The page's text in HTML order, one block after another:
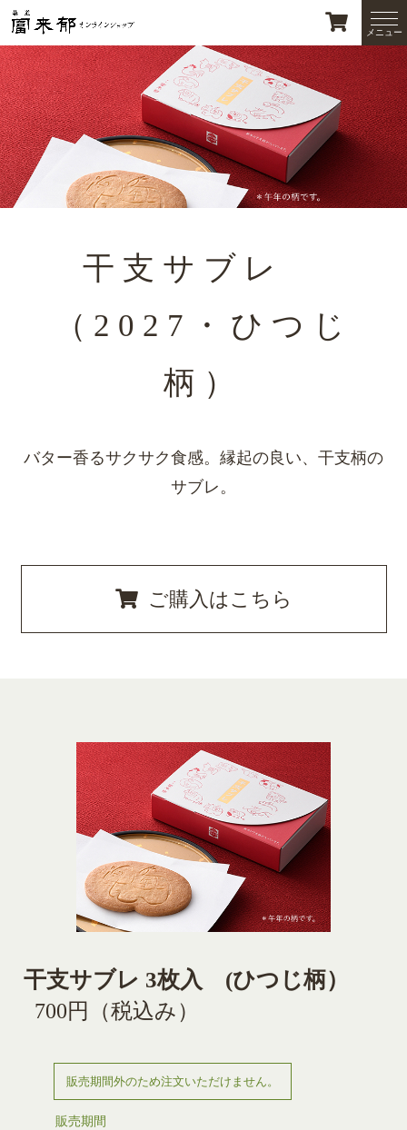
干支サブレ
（2027・ひつじ
柄）
バター香るサクサク食感。縁起の良い、干支柄の
サブレ。
ご購入はこちら
干支サブレ 3枚入 (ひつじ柄）
700円 （税込み）
販売期間外のため注文いただけません。
販売期間